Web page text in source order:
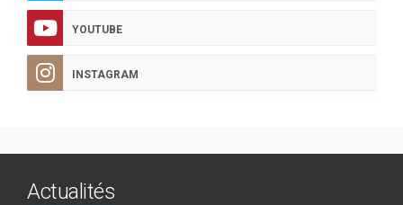
YOUTUBE
INSTAGRAM
Actualités